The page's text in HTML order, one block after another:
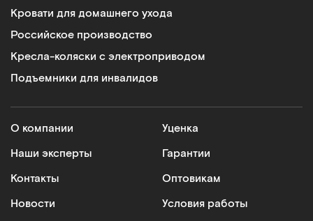
Кровати для домашнего ухода
Российское производство
Кресла-коляски с электроприводом
Подъемники для инвалидов
О компании
Наши эксперты
Контакты
Новости
Уценка
Гарантии
Оптовикам
Условия работы